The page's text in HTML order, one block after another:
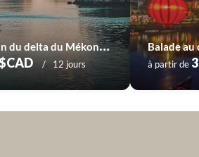
D
ouce immersion du delta du Mékong à Hanoi
12 jours à partir de